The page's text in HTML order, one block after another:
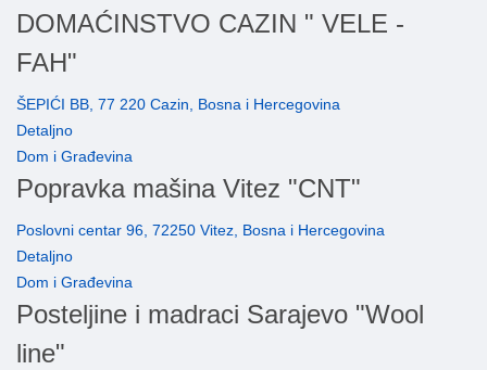
DOMAĆINSTVO CAZIN " VELE -
FAH"
ŠEPIĆI BB, 77 220 Cazin, Bosna i Hercegovina
Detaljno
Dom i Građevina
Popravka mašina Vitez "CNT"
Poslovni centar 96, 72250 Vitez, Bosna i Hercegovina
Detaljno
Dom i Građevina
Posteljine i madraci Sarajevo "Wool
line"